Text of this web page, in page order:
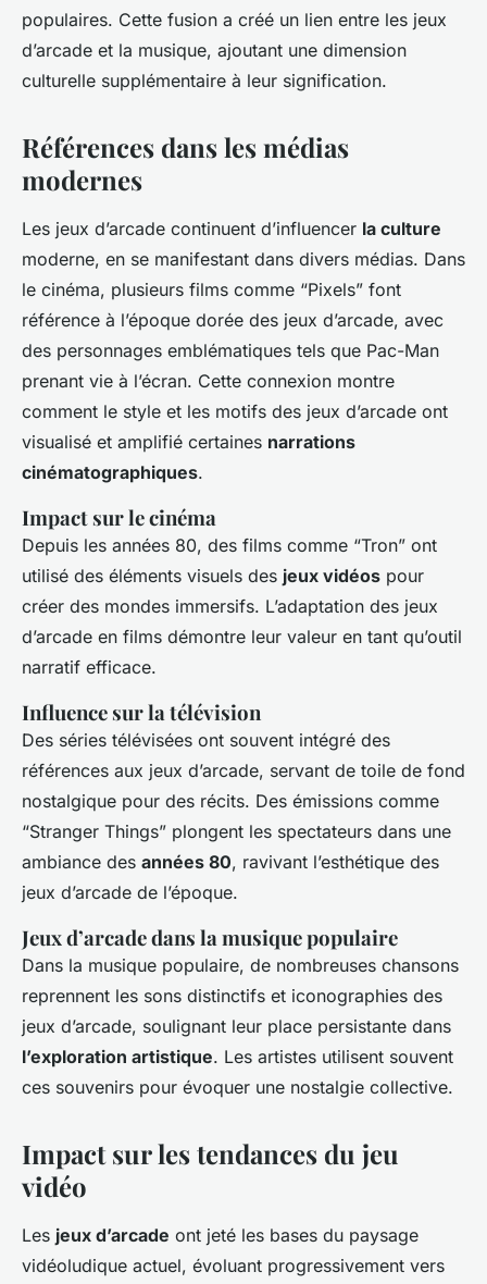
populaires. Cette fusion a créé un lien entre les jeux
d’arcade et la musique, ajoutant une dimension
culturelle supplémentaire à leur signification.
Références dans les médias
modernes
Les jeux d’arcade continuent d’influencer la culture
moderne, en se manifestant dans divers médias. Dans
le cinéma, plusieurs films comme “Pixels” font
référence à l’époque dorée des jeux d’arcade, avec
des personnages emblématiques tels que Pac-Man
prenant vie à l’écran. Cette connexion montre
comment le style et les motifs des jeux d’arcade ont
visualisé et amplifié certaines narrations
cinématographiques.
Impact sur le cinéma
Depuis les années 80, des films comme “Tron” ont
utilisé des éléments visuels des jeux vidéos pour
créer des mondes immersifs. L’adaptation des jeux
d’arcade en films démontre leur valeur en tant qu’outil
narratif efficace.
Influence sur la télévision
Des séries télévisées ont souvent intégré des
références aux jeux d’arcade, servant de toile de fond
nostalgique pour des récits. Des émissions comme
“Stranger Things” plongent les spectateurs dans une
ambiance des années 80, ravivant l’esthétique des
jeux d’arcade de l’époque.
Jeux d’arcade dans la musique populaire
Dans la musique populaire, de nombreuses chansons
reprennent les sons distinctifs et iconographies des
jeux d’arcade, soulignant leur place persistante dans
l’exploration artistique. Les artistes utilisent souvent
ces souvenirs pour évoquer une nostalgie collective.
Impact sur les tendances du jeu
vidéo
Les jeux d’arcade ont jeté les bases du paysage
vidéoludique actuel, évoluant progressivement vers